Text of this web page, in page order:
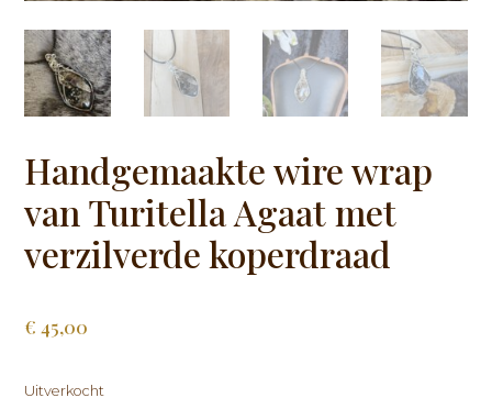
Handgemaakte wire wrap
van Turitella Agaat met
verzilverde koperdraad
€ 45,00
Uitverkocht